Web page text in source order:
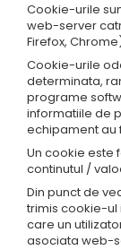
Cookie-urile
web-server
Firefox,
Cookie-urile
determinata,
programe
informatiile de
echipament au
Un cookie este
continutul /
Din punct de
trimis cookie-ul
care un
asociata web-